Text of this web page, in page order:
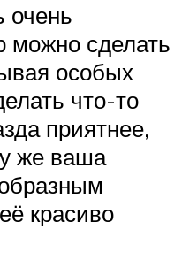
очень
можно сделать
особых
что-то
приятнее,
же ваша
красиво